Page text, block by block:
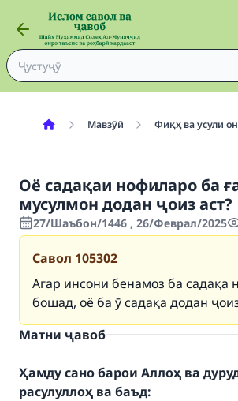
Мавзӯӣ Фиқҳ ва усули он
Оё садақаи нофиларо ба
мусулмон додан ҷоиз аст?
27/Шаъбон/1446 , 26/Феврал/2025
Савол 105302
Агар инсони бенамоз ба садақа
бошад, оё ба ӯ садақа додан
Матни ҷавоб
Ҳамду сано барои Аллоҳ ва
расулуллоҳ ва баъд: